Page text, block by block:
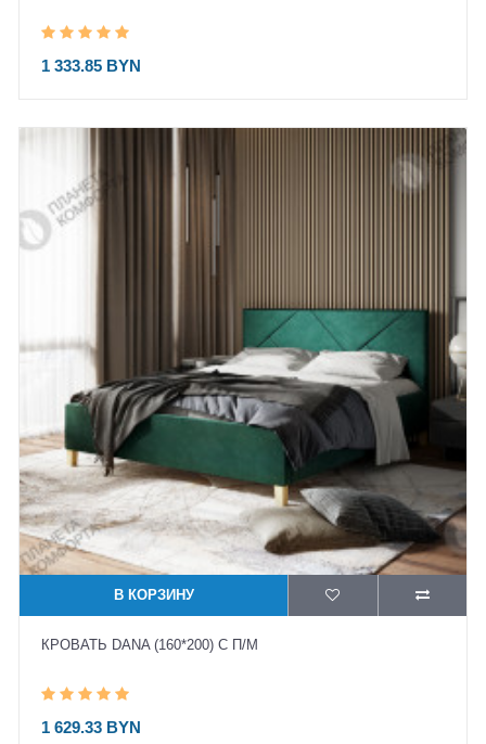
1 333.85 BYN
В КОРЗИНУ
КРОВАТЬ DANA (160*200) С П/М
1 629.33 BYN